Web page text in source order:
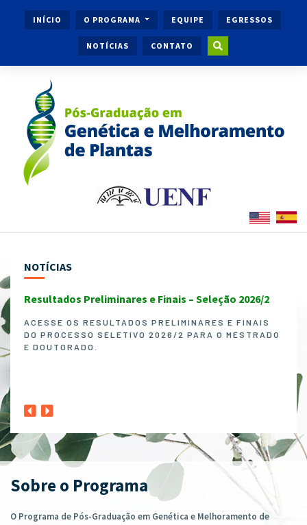
INÍCIO O PROGRAMA EQUIPE EGRESSOS
NOTÍCIAS CONTATO
NOTÍCIAS
Resultados Preliminares e Finais – Seleção 2026/2
ACESSE OS RESULTADOS PRELIMINARES E FINAIS
DO PROCESSO SELETIVO 2026/2 PARA O MESTRADO
E DOUTORADO.
1º
Sobre o Programa
O Programa de Pós-Graduação em Genética e Melhoramento de